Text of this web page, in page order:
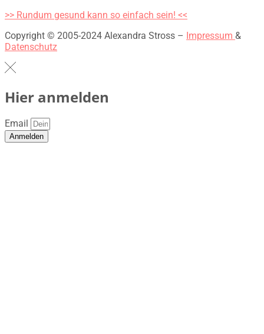
>> Rundum gesund kann so einfach sein! <<
Copyright © 2005-2024 Alexandra Stross – Impressum &
Datenschutz
Hier anmelden
Email
Anmelden